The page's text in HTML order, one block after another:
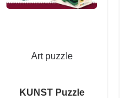
Art puzzle
KUNST Puzzle